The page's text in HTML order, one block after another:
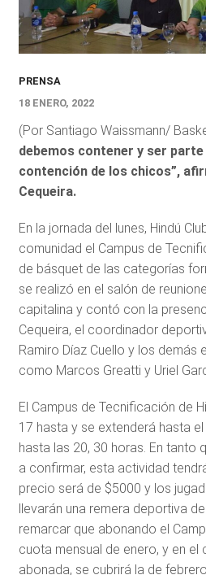
PRENSA
18 ENERO, 2022
(Por Santiago Waissmann/
debemos contener y ser
contención de los chicos”,
Cequeira.
En la jornada del lunes, Hindú
comunidad el Campus de
de básquet de las categorías
se realizó en el salón de
capitalina y contó con la
Cequeira, el coordinador
Ramiro Díaz Cuello y los demás
como Marcos Greatti y Uriel
El Campus de Tecnificación de
17 hasta y se extenderá hasta
hasta las 20, 30 horas. En tanto
a confirmar, esta actividad
precio será de $5000 y los
llevarán una remera deportiva
remarcar que abonando el
cuota mensual de enero, y en el
abonada, se cubrirá la de